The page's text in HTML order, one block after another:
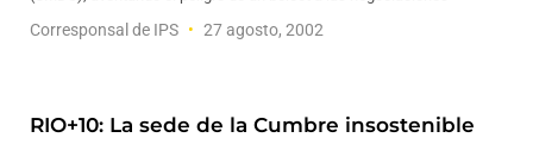
Corresponsal de IPS 27 agosto, 2002
RIO+10: La sede de la Cumbre insostenible